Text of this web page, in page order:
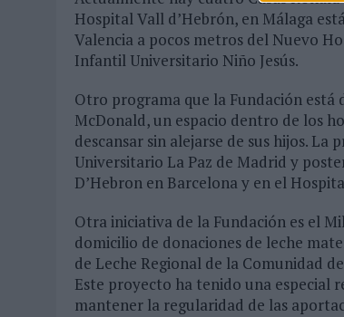
Hospital Vall d’Hebrón, en Málaga
Valencia a pocos metros del Nuevo
Infantil Universitario Niño Jesús.
Otro programa que la Fundación está
McDonald, un espacio dentro de los
descansar sin alejarse de sus hijos.
Universitario La Paz de Madrid y
D’Hebron en Barcelona y en el
Otra iniciativa de la Fundación es el
domicilio de donaciones de leche
de Leche Regional de la Comunidad
Este proyecto ha tenido una especial
mantener la regularidad de las